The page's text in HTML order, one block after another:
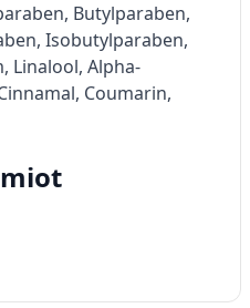
Butylparaben,
Isobutylparaben,
Linalool, Alpha-
Coumarin,
statystyce lub
źródeł
danych do
podstawie